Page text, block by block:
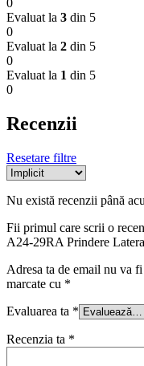
Evaluat la 3 din 5
0
Evaluat la 2 din 5
0
Evaluat la 1 din 5
0
Recenzii
Resetare filtre
Nu există recenzii până
Fii primul care scrii o
A24-29RA Prindere
Adresa ta de email nu va
marcate cu *
Evaluarea ta *
Recenzia ta *